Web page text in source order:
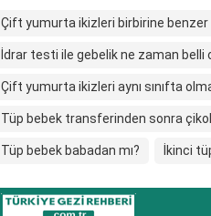
Çift yumurta ikizleri birbirine benzer
İdrar testi ile gebelik ne zaman belli
Çift yumurta ikizleri aynı sınıfta
Tüp bebek transferinden sonra
Tüp bebek babadan mı? İkinci